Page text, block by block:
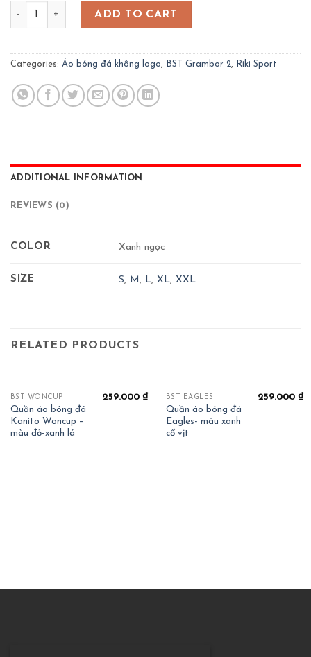
Áo bóng đá không logo Riki Sport - Grambor 2 - Xanh
ADD TO CART
Categories: Áo bóng đá không logo, BST Grambor 2, Riki Sport
ADDITIONAL INFORMATION
REVIEWS (0)
COLOR Xanh ngọc
SIZE S, M , L,XL,XXL
RELATED PRODUCTS
BST WONCUP
Quần áo bóng đá
Kanito Woncup –
màu đỏ-xanh lá
259.000₫ BST EAGLES
Quần áo bóng đá
Eagles- màu xanh
cổ vịt
259.000₫